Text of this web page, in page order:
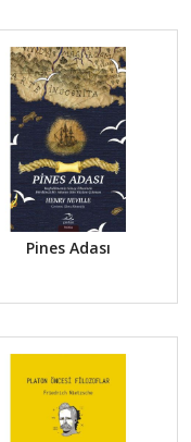
Pines Adası